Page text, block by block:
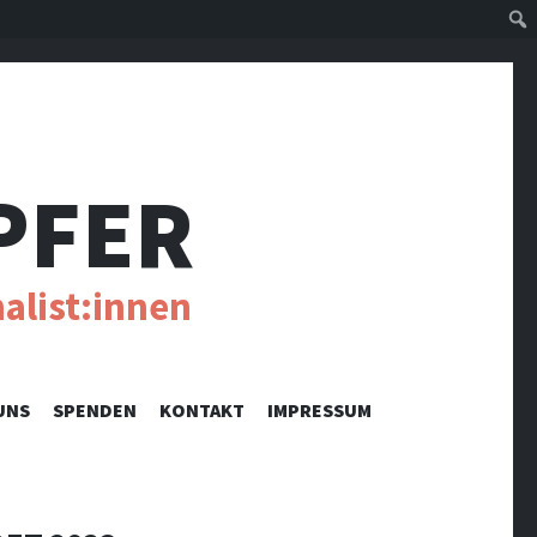
SPENDEN KONTAKT IMPRESSUM